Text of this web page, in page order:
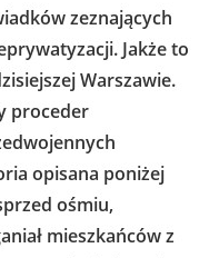
zeznających
Jakże to
Warszawie.
proceder
opisana poniżej
ośmiu,
mieszkańców z